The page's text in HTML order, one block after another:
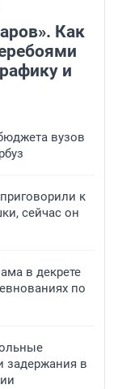
Как
и
вузов
к
сейчас он
в декрете
по
задержания в